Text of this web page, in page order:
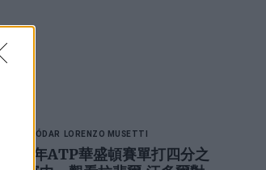
RAFAEL JÓDAR LORENZO MUSETTI
2026年ATP華盛頓賽單打四分之